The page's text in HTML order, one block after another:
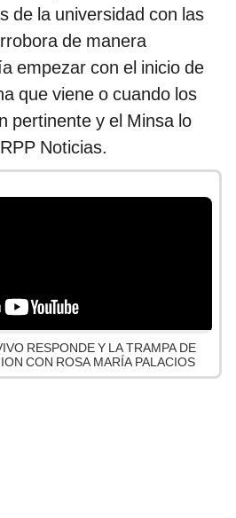
de la universidad con las
de manera
empezar con el inicio de
que viene o cuando los
pertinente y el Minsa lo
Noticias.
RESPONDE Y LA TRAMPA DE
CON ROSA MARÍA PALACIOS